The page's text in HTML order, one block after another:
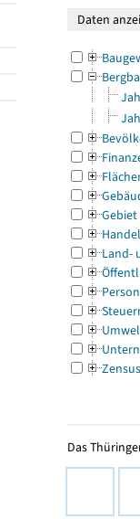
Gebiet
Land-
Zensus
Das